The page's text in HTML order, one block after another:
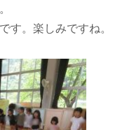
す。楽しみですね。